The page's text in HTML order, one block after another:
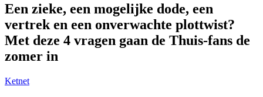
Een zieke, een mogelijke dode, een
vertrek en een onverwachte plottwist?
Met deze 4 vragen gaan de Thuis-fans de
zomer in
Ketnet